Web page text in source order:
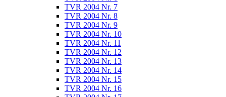
TVR 2004 Nr. 7
TVR 2004 Nr. 8
TVR 2004 Nr. 9
TVR 2004 Nr. 10
TVR 2004 Nr. 11
TVR 2004 Nr. 12
TVR 2004 Nr. 13
TVR 2004 Nr. 14
TVR 2004 Nr. 15
TVR 2004 Nr. 16